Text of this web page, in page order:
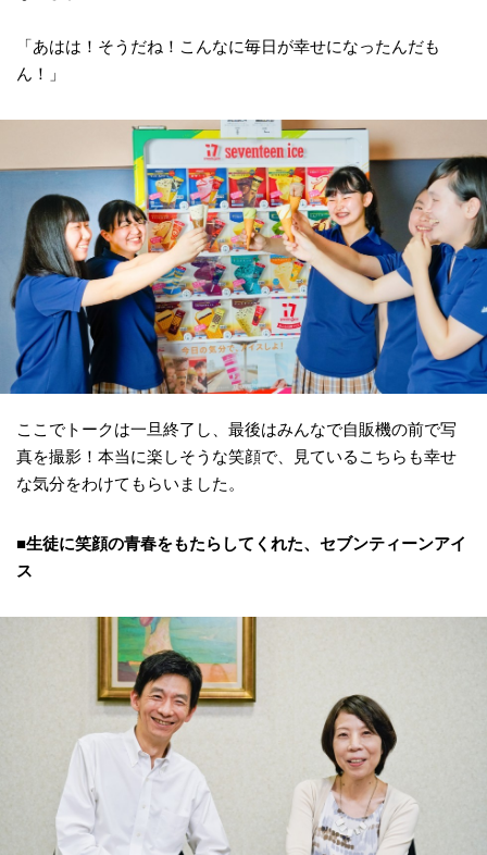
「あはは！そうだね！こんなに毎日が幸せになったんだも
ん！」
ここでトークは一旦終了し、最後はみんなで自販機の前で写
真を撮影！本当に楽しそうな笑顔で、見ているこちらも幸せ
な気分をわけてもらいました。
■生徒に笑顔の青春をもたらしてくれた、セブンティーンアイ
ス